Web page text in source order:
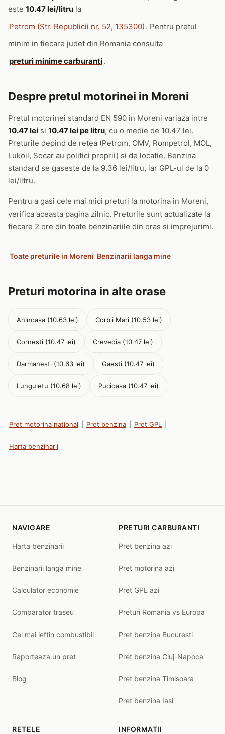
este 10.47 lei/litru la
Petrom (Str. Republicii nr. 52, 135300) . Pentru pretul
minim in fiecare judet din Romania consulta
preturi minime carburanti.
Despre pretul motorinei in Moreni
Pretul motorinei standard EN 590 in Moreni variaza intre
10.47 lei si 10.47 lei pe litru, cu o medie de 10.47 lei.
Preturile depind de retea (Petrom, OMV, Rompetrol, MOL,
Lukoil, Socar au politici proprii) si de locatie. Benzina
standard se gaseste de la 9.36 lei/litru, iar GPL-ul de la 0
lei/litru.
Pentru a gasi cele mai mici preturi la motorina in Moreni,
verifica aceasta pagina zilnic. Preturile sunt actualizate la
fiecare 2 ore din toate benzinariile din oras si imprejurimi.
Toate preturile in Moreni Benzinarii langa mine
Preturi motorina in alte orase
Aninoasa (10.63 lei) Corbii Mari (10.53 lei)
Cornesti (10.47 lei) Crevedia (10.47 lei)
Darmanesti (10.63 lei) Gaesti (10.47 lei)
Lunguletu (10.68 lei) Pucioasa (10.47 lei)
Pret motorina national Pret benzina Pret GPL
Harta benzinarii
NAVIGARE
Harta benzinarii
Benzinarii langa mine
Calculator economie
Comparator traseu
Cel mai ieftin combustibil
Raporteaza un pret
Blog
PRETURI CARBURANTI
Pret benzina azi
Pret motorina azi
Pret GPL azi
Preturi Romania vs Europa
Pret benzina Bucuresti
Pret benzina Cluj-Napoca
Pret benzina Timisoara
Pret benzina Iasi
RETELE INFORMATII